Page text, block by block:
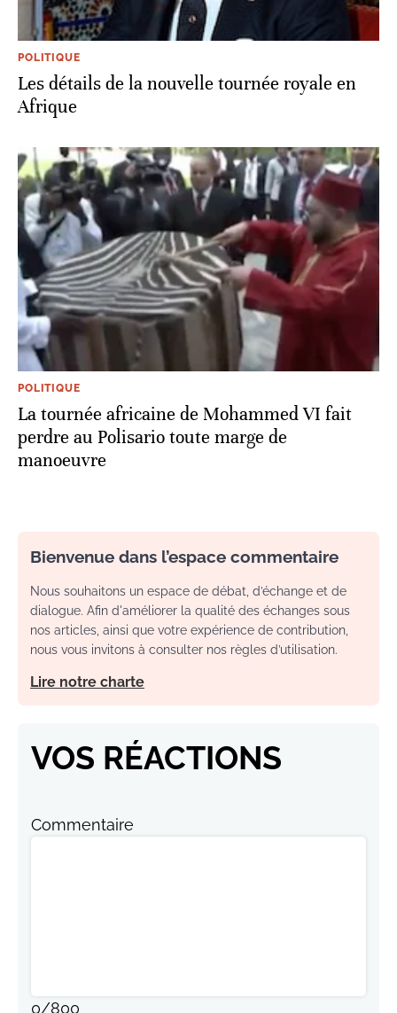
POLITIQUE
Les détails de la nouvelle tournée royale en
Afrique
POLITIQUE
La tournée africaine de Mohammed VI fait
perdre au Polisario toute marge de
manoeuvre
Bienvenue dans l’espace commentaire
Nous souhaitons un espace de débat, d’échange et de
dialogue. Afin d'améliorer la qualité des échanges sous
nos articles, ainsi que votre expérience de contribution,
nous vous invitons à consulter nos règles d’utilisation.
Lire notre charte
VOS RÉACTIONS
Commentaire
0/800